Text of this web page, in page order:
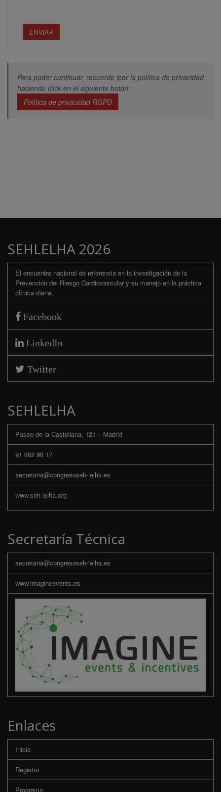
ENVIAR
Para poder continuar, recuerde leer la política de privacidad
haciendo click en el siguiente botón:
Política de privacidad RGPD
SEHLELHA 2026
El encuentro nacional de referencia en la investigación de la
Prevención del Riesgo Cardiovascular y su manejo en la práctica
clínica diaria.
Facebook
LinkedIn
Twitter
SEHLELHA
Paseo de la Castellana, 121 – Madrid
91 002 90 17
secretaria@congresoseh-lelha.es
www.seh-lelha.org
Secretaría Técnica
secretaria@congresoseh-lelha.es
www.imagineevents.es
Enlaces
Inicio
Registro
Programa